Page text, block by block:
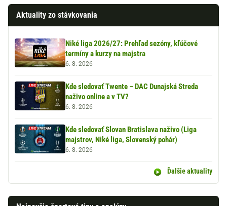
Aktuality zo stávkovania
Niké liga 2026/27: Prehľad sezóny, kľúčové
termíny a kurzy na majstra
6. 8. 2026
Kde sledovať Twente – DAC Dunajská Streda
naživo online a v TV?
6. 8. 2026
Kde sledovať Slovan Bratislava naživo (Liga
majstrov, Niké liga, Slovenský pohár)
6. 8. 2026
Ďalšie aktuality